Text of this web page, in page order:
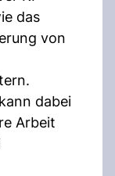
das
von
dabei
Arbeit